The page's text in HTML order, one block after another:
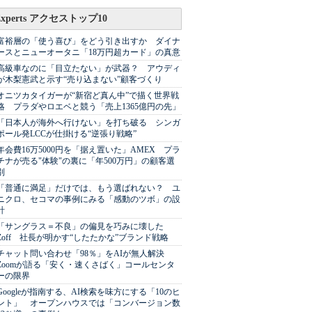
アクセストップ10
裕層の「使う喜び」をどう引き出すか ダイナ
スとニューオータニ「18万円超カード」の真意
級車なのに「目立たない」が武器？ アウディ
木梨憲武と示す“売り込まない”顧客づくり
ニツカタイガーが“新宿ど真ん中”で描く世界戦
プラダやロエベと競う「売上1365億円の先」
日本人が海外へ行けない」を打ち破る シンガ
ール発LCCが仕掛ける“逆張り戦略”
会費16万5000円を「据え置いた」AMEX プラ
ナが売る"体験"の裏に「年500万円」の顧客選
普通に満足」だけでは、もう選ばれない？ ユ
クロ、セコマの事例にみる「感動のツボ」の設
サングラス＝不良」の偏見を巧みに壊した
社長が明かす“したたかな”ブランド戦略
ャット問い合わせ「98％」をAIが無人解決
が語る「安く・速くさばく」コールセンタ
の限界
が指南する、AI検索を味方にする「10のヒ
ト」 オープンハウスでは「コンバージョン数